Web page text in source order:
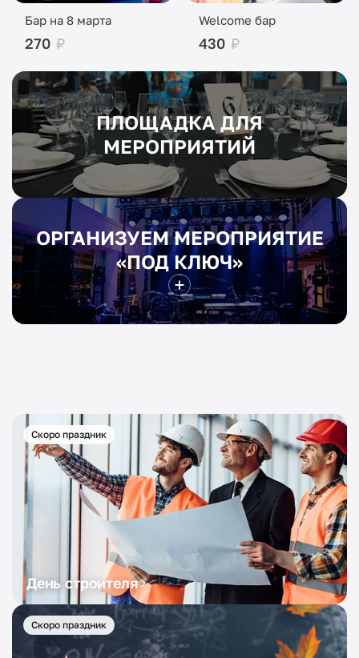
Бар на 8 марта
270 ₽
ПЛОЩАДКА ДЛЯ
МЕРОПРИЯТИЙ
ОРГАНИЗУЕМ МЕРОПРИЯТИЕ
«ПОД КЛЮЧ»
Welcome бар
430 ₽
Скоро праздник
День строителя
Скоро праздник